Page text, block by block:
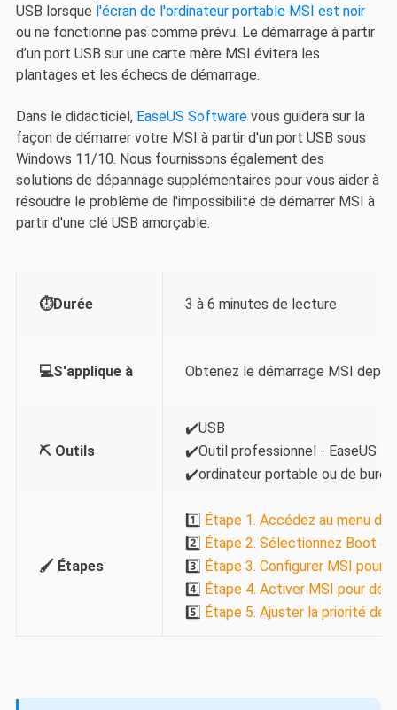
USB lorsque l'écran de l'ordinateur portable MSI est noir
ou ne fonctionne pas comme prévu. Le démarrage à partir
d’un port USB sur une carte mère MSI évitera les
plantages et les échecs de démarrage.
Dans le didacticiel, EaseUS Softwarevous guidera sur la
façon de démarrer votre MSI à partir d'un port USB sous
Windows 11/10. Nous fournissons également des
solutions de dépannage supplémentaires pour vous aider à
résoudre le problème de l'impossibilité de démarrer MSI à
partir d'une clé USB amorçable.
⏱️Durée 3 à 6 minutes de lecture
💻S'applique à Obtenez le démarrage MSI
⛏️ Outils
✔️USB
✔️Outil professionnel - EaseUS
✔️ordinateur portable ou de
🖌️ Étapes
1️⃣ Étape 1. Accédez au menu du
2️⃣ Étape 2. Sélectionnez Boot
3️⃣ Étape 3. Configurer MSI pour
4️⃣ Étape 4. Activer MSI pour
5️⃣ Étape 5. Ajuster la priorité de